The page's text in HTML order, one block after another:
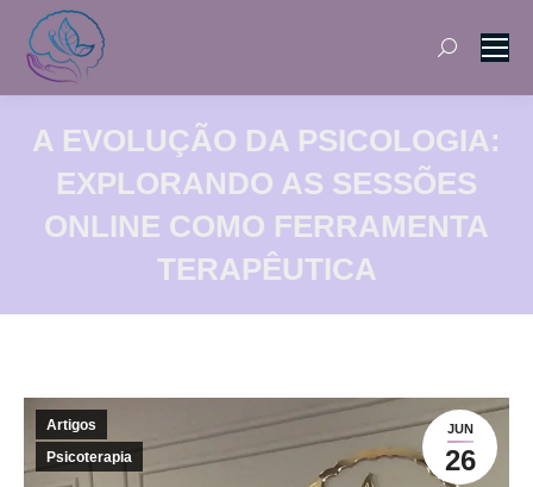
Search:
A EVOLUÇÃO DA PSICOLOGIA:
EXPLORANDO AS SESSÕES
ONLINE COMO FERRAMENTA
TERAPÊUTICA
JUN
26
Artigos
Psicoterapia